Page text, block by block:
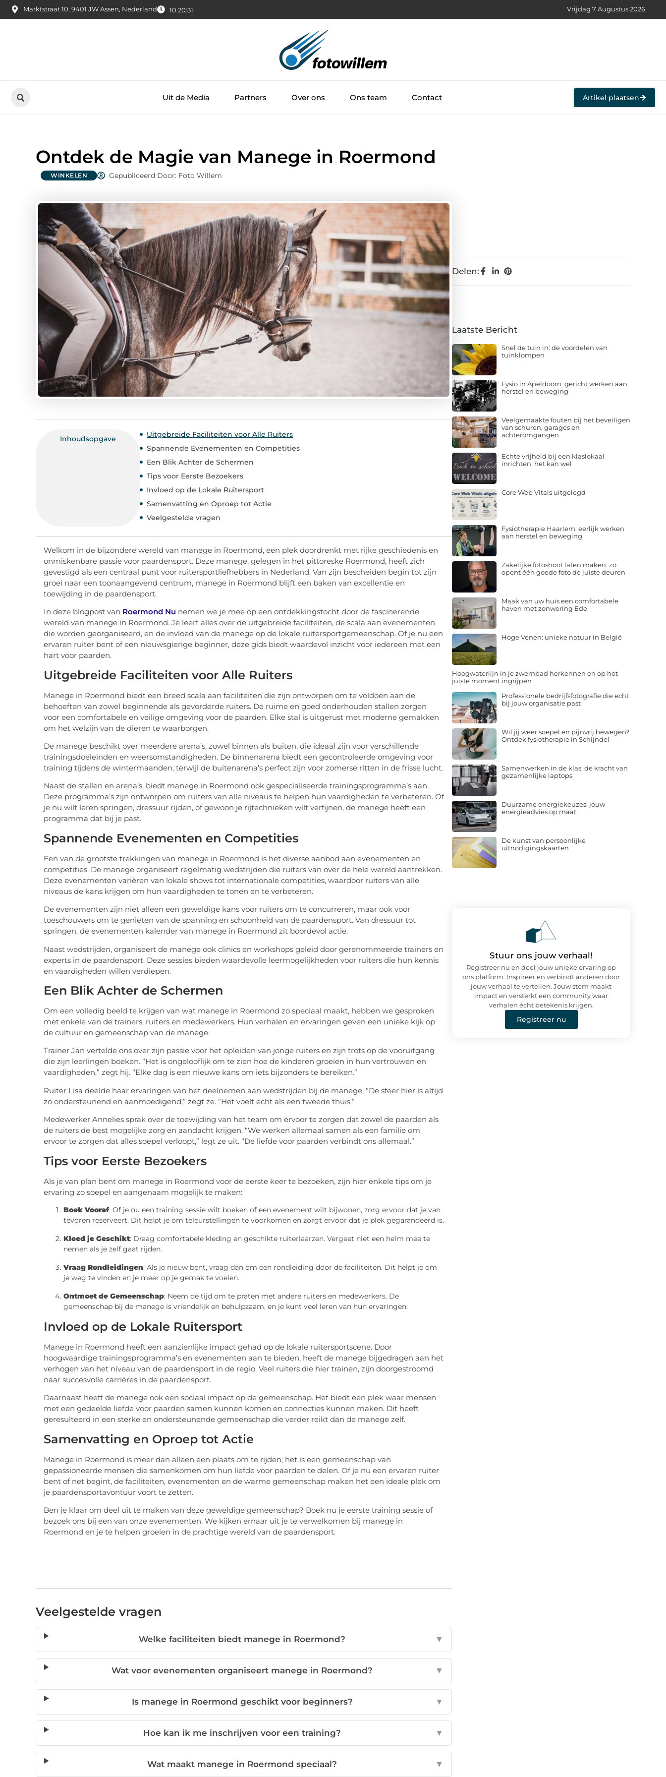
Marktstraat 10, 9401 JW Assen, Nederland 10:20:32 Vrijdag 7 Augustus 2026
Uit de Media Partners Over ons Ons team Contact Artikel plaatsen
Ontdek de Magie van Manege in Roermond
WINKELEN Gepubliceerd Door: Foto Willem
Inhoudsopgave
Uitgebreide Faciliteiten voor Alle Ruiters
Spannende Evenementen en Competities
Een Blik Achter de Schermen
Tips voor Eerste Bezoekers
Invloed op de Lokale Ruitersport
Samenvatting en Oproep tot Actie
Veelgestelde vragen
Welkom in de bijzondere wereld van manege in Roermond, een plek doordrenkt met rijke geschiedenis en
onmiskenbare passie voor paardensport. Deze manege, gelegen in het pittoreske Roermond, heeft zich
gevestigd als een centraal punt voor ruitersportliefhebbers in Nederland. Van zijn bescheiden begin tot zijn
groei naar een toonaangevend centrum, manege in Roermond blijft een baken van excellentie en
toewijding in de paardensport.
In deze blogpost van Roermond Nu nemen we je mee op een ontdekkingstocht door de fascinerende
wereld van manege in Roermond. Je leert alles over de uitgebreide faciliteiten, de scala aan evenementen
die worden georganiseerd, en de invloed van de manege op de lokale ruitersportgemeenschap. Of je nu een
ervaren ruiter bent of een nieuwsgierige beginner, deze gids biedt waardevol inzicht voor iedereen met een
hart voor paarden.
Uitgebreide Faciliteiten voor Alle Ruiters
Manege in Roermond biedt een breed scala aan faciliteiten die zijn ontworpen om te voldoen aan de
behoeften van zowel beginnende als gevorderde ruiters. De ruime en goed onderhouden stallen zorgen
voor een comfortabele en veilige omgeving voor de paarden. Elke stal is uitgerust met moderne gemakken
om het welzijn van de dieren te waarborgen.
De manege beschikt over meerdere arena’s, zowel binnen als buiten, die ideaal zijn voor verschillende
trainingsdoeleinden en weersomstandigheden. De binnenarena biedt een gecontroleerde omgeving voor
training tijdens de wintermaanden, terwijl de buitenarena’s perfect zijn voor zomerse ritten in de frisse lucht.
Naast de stallen en arena’s, biedt manege in Roermond ook gespecialiseerde trainingsprogramma’s aan.
Deze programma’s zijn ontworpen om ruiters van alle niveaus te helpen hun vaardigheden te verbeteren. Of
je nu wilt leren springen, dressuur rijden, of gewoon je rijtechnieken wilt verfijnen, de manege heeft een
programma dat bij je past.
Spannende Evenementen en Competities
Een van de grootste trekkingen van manege in Roermond is het diverse aanbod aan evenementen en
competities. De manege organiseert regelmatig wedstrijden die ruiters van over de hele wereld aantrekken.
Deze evenementen variëren van lokale shows tot internationale competities, waardoor ruiters van alle
niveaus de kans krijgen om hun vaardigheden te tonen en te verbeteren.
De evenementen zijn niet alleen een geweldige kans voor ruiters om te concurreren, maar ook voor
toeschouwers om te genieten van de spanning en schoonheid van de paardensport. Van dressuur tot
springen, de evenementen kalender van manege in Roermond zit boordevol actie.
Naast wedstrijden, organiseert de manege ook clinics en workshops geleid door gerenommeerde trainers en
experts in de paardensport. Deze sessies bieden waardevolle leermogelijkheden voor ruiters die hun kennis
en vaardigheden willen verdiepen.
Een Blik Achter de Schermen
Om een volledig beeld te krijgen van wat manege in Roermond zo speciaal maakt, hebben we gesproken
met enkele van de trainers, ruiters en medewerkers. Hun verhalen en ervaringen geven een unieke kijk op
de cultuur en gemeenschap van de manege.
Trainer Jan vertelde ons over zijn passie voor het opleiden van jonge ruiters en zijn trots op de vooruitgang
die zijn leerlingen boeken. “Het is ongelooflijk om te zien hoe de kinderen groeien in hun vertrouwen en
vaardigheden,” zegt hij. “Elke dag is een nieuwe kans om iets bijzonders te bereiken.”
Ruiter Lisa deelde haar ervaringen van het deelnemen aan wedstrijden bij de manege. “De sfeer hier is altijd
zo ondersteunend en aanmoedigend,” zegt ze. “Het voelt echt als een tweede thuis.”
Medewerker Annelies sprak over de toewijding van het team om ervoor te zorgen dat zowel de paarden als
de ruiters de best mogelijke zorg en aandacht krijgen. “We werken allemaal samen als een familie om
ervoor te zorgen dat alles soepel verloopt,” legt ze uit. “De liefde voor paarden verbindt ons allemaal.”
Tips voor Eerste Bezoekers
Als je van plan bent om manege in Roermond voor de eerste keer te bezoeken, zijn hier enkele tips om je
ervaring zo soepel en aangenaam mogelijk te maken:
Boek Vooraf: Of je nu een training sessie wilt boeken of een evenement wilt bijwonen, zorg ervoor dat je van
tevoren reserveert. Dit helpt je om teleurstellingen te voorkomen en zorgt ervoor dat je plek gegarandeerd is.
Kleed je Geschikt: Draag comfortabele kleding en geschikte ruiterlaarzen. Vergeet niet een helm mee te
nemen als je zelf gaat rijden.
Vraag Rondleidingen: Als je nieuw bent, vraag dan om een rondleiding door de faciliteiten. Dit helpt je om
je weg te vinden en je meer op je gemak te voelen.
Ontmoet de Gemeenschap: Neem de tijd om te praten met andere ruiters en medewerkers. De
gemeenschap bij de manege is vriendelijk en behulpzaam, en je kunt veel leren van hun ervaringen.
Invloed op de Lokale Ruitersport
Manege in Roermond heeft een aanzienlijke impact gehad op de lokale ruitersportscene. Door
hoogwaardige trainingsprogramma’s en evenementen aan te bieden, heeft de manege bijgedragen aan het
verhogen van het niveau van de paardensport in de regio. Veel ruiters die hier trainen, zijn doorgestroomd
naar succesvolle carrières in de paardensport.
Daarnaast heeft de manege ook een sociaal impact op de gemeenschap. Het biedt een plek waar mensen
met een gedeelde liefde voor paarden samen kunnen komen en connecties kunnen maken. Dit heeft
geresulteerd in een sterke en ondersteunende gemeenschap die verder reikt dan de manege zelf.
Samenvatting en Oproep tot Actie
Manege in Roermond is meer dan alleen een plaats om te rijden; het is een gemeenschap van
gepassioneerde mensen die samenkomen om hun liefde voor paarden te delen. Of je nu een ervaren ruiter
bent of net begint, de faciliteiten, evenementen en de warme gemeenschap maken het een ideale plek om
je paardensportavontuur voort te zetten.
Ben je klaar om deel uit te maken van deze geweldige gemeenschap? Boek nu je eerste training sessie of
bezoek ons bij een van onze evenementen. We kijken ernaar uit je te verwelkomen bij manege in
Roermond en je te helpen groeien in de prachtige wereld van de paardensport.
Veelgestelde vragen
Welke faciliteiten biedt manege in Roermond? ▼
Wat voor evenementen organiseert manege in Roermond? ▼
Is manege in Roermond geschikt voor beginners? ▼
Hoe kan ik me inschrijven voor een training? ▼
Wat maakt manege in Roermond speciaal? ▼
Delen:
Laatste Bericht
Snel de tuin in: de voordelen van
tuinklompen
Fysio in Apeldoorn: gericht werken aan
herstel en beweging
Veelgemaakte fouten bij het beveiligen
van schuren, garages en
achteromgangen
Echte vrijheid bij een klaslokaal
inrichten, het kan wel
Core Web Vitals uitgelegd
Fysiotherapie Haarlem: eerlijk werken
aan herstel en beweging
Zakelijke fotoshoot laten maken: zo
opent één goede foto de juiste deuren
Maak van uw huis een comfortabele
haven met zonwering Ede
Hoge Venen: unieke natuur in België
Hoogwaterlijn in je zwembad herkennen en op het
juiste moment ingrijpen
Professionele bedrijfsfotografie die echt
bij jouw organisatie past
Wil jij weer soepel en pijnvrij bewegen?
Ontdek fysiotherapie in Schijndel
Samenwerken in de klas: de kracht van
gezamenlijke laptops
Duurzame energiekeuzes: jouw
energieadvies op maat
De kunst van persoonlijke
uitnodigingskaarten
Stuur ons jouw verhaal!
Registreer nu en deel jouw unieke ervaring op
ons platform. Inspireer en verbindt anderen door
jouw verhaal te vertellen. Jouw stem maakt
impact en versterkt een community waar
verhalen écht betekenis krijgen.
Registreer nu